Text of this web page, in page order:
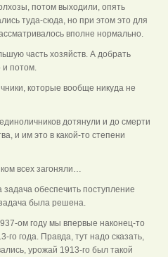
потом выходили, опять
туда-сюда, но при этом это для
вполне нормально.
часть хозяйств. А добрать
и потом.
которые вообще никуда не
дотянули и до смерти
и им это в какой-то степени
всех загоняли…
обеспечить поступление
была решена.
ом году мы впервые наконец-то
года. Правда, тут надо сказать,
урожай 1913-го был такой